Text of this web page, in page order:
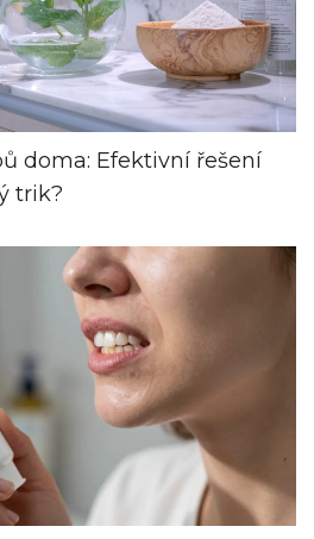
doma: Efektivní řešení
trik?